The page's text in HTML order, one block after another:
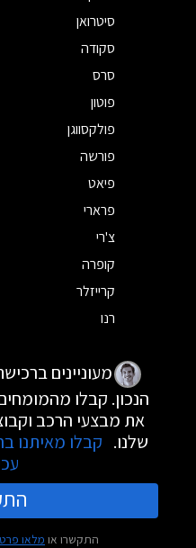
סיטרואן
סקודה
סרס
פוטון
פולקסווגן
פורשה
פיאט
פרארי
צ'רי
קופרה
קרייזלר
רנו
מעוניינים
הנכון. קבלו
את מבצעי הרכב
שלנו. קבלו מאיתנו
התקשרו או מלאו